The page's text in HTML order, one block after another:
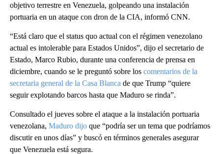
objetivo terrestre en Venezuela, golpeando una instalación
portuaria en un ataque con dron de la CIA, informó CNN.
“Está claro que el status quo actual con el régimen venezolano
actual es intolerable para Estados Unidos”, dijo el secretario de
Estado, Marco Rubio, durante una conferencia de prensa en
diciembre, cuando se le preguntó sobre los comentarios de la
secretaria general de la Casa Blanca de que Trump “quiere
seguir explotando barcos hasta que Maduro se rinda”.
Consultado el jueves sobre el ataque a la instalación portuaria
venezolana, Maduro dijo que “podría ser un tema que podríamos
discutir en unos días” y buscó en términos generales asegurar
que Venezuela está segura.